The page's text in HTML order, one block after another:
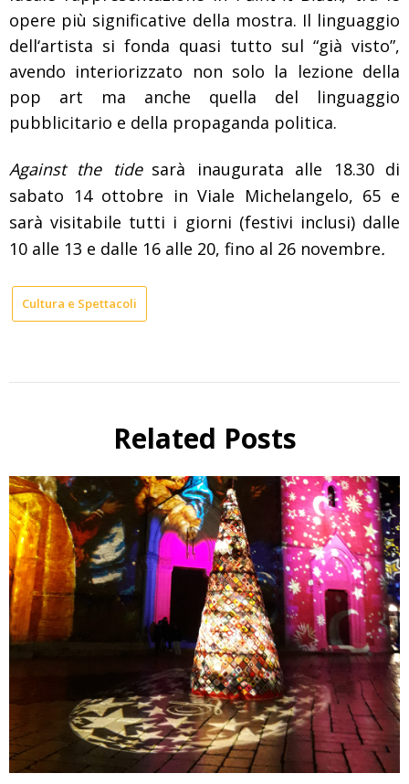
opere più significative della mostra. Il linguaggio
dell‘artista si fonda quasi tutto sul “già visto”,
avendo interiorizzato non solo la lezione della
pop art ma anche quella del linguaggio
pubblicitario e della propaganda politica.
Against the tide sarà inaugurata alle 18.30 di
sabato 14 ottobre in Viale Michelangelo, 65 e
sarà visitabile tutti i giorni (festivi inclusi) dalle
10 alle 13 e dalle 16 alle 20, fino al 26 novembre.
Cultura e Spettacoli
Related Posts